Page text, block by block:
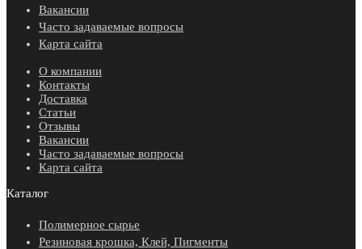
Вакансии
Часто задаваемые вопросы
Карта сайта
О компании
Контакты
Доставка
Статьи
Отзывы
Вакансии
Часто задаваемые вопросы
Карта сайта
Каталог
Полимерное сырье
Резиновая крошка, Клей, Пигменты